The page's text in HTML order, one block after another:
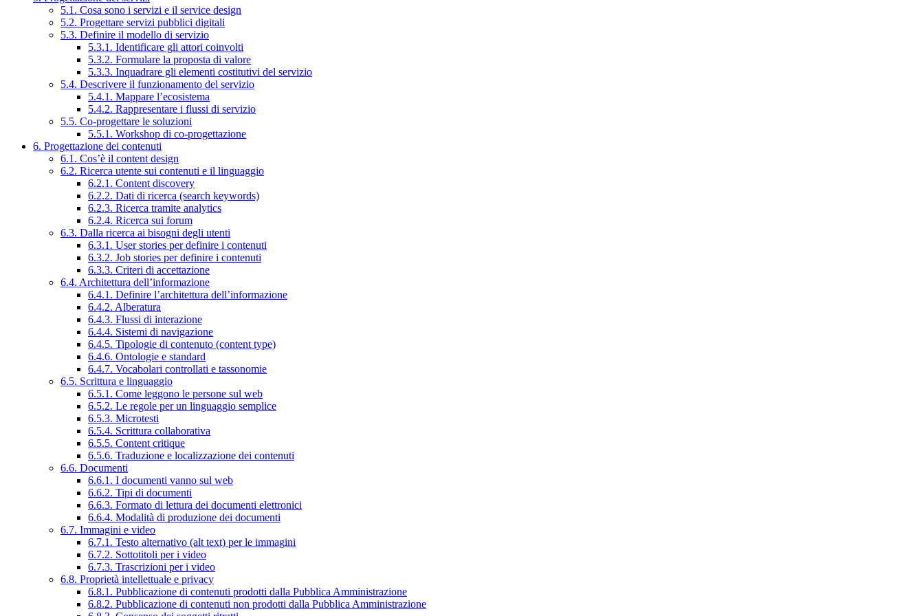
5.1. Cosa sono i servizi e il service design
5.2. Progettare servizi pubblici digitali
5.3. Definire il modello di servizio
5.3.1. Identificare gli attori coinvolti
5.3.2. Formulare la proposta di valore
5.3.3. Inquadrare gli elementi costitutivi del servizio
5.4. Descrivere il funzionamento del servizio
5.4.1. Mappare l’ecosistema
5.4.2. Rappresentare i flussi di servizio
5.5. Co-progettare le soluzioni
5.5.1. Workshop di co-progettazione
6. Progettazione dei contenuti
6.1. Cos’è il content design
6.2. Ricerca utente sui contenuti e il linguaggio
6.2.1. Content discovery
6.2.2. Dati di ricerca (search keywords)
6.2.3. Ricerca tramite analytics
6.2.4. Ricerca sui forum
6.3. Dalla ricerca ai bisogni degli utenti
6.3.1. User stories per definire i contenuti
6.3.2. Job stories per definire i contenuti
6.3.3. Criteri di accettazione
6.4. Architettura dell’informazione
6.4.1. Definire l’architettura dell’informazione
6.4.2. Alberatura
6.4.3. Flussi di interazione
6.4.4. Sistemi di navigazione
6.4.5. Tipologie di contenuto (content type)
6.4.6. Ontologie e standard
6.4.7. Vocabolari controllati e tassonomie
6.5. Scrittura e linguaggio
6.5.1. Come leggono le persone sul web
6.5.2. Le regole per un linguaggio semplice
6.5.3. Microtesti
6.5.4. Scrittura collaborativa
6.5.5. Content critique
6.5.6. Traduzione e localizzazione dei contenuti
6.6. Documenti
6.6.1. I documenti vanno sul web
6.6.2. Tipi di documenti
6.6.3. Formato di lettura dei documenti elettronici
6.6.4. Modalità di produzione dei documenti
6.7. Immagini e video
6.7.1. Testo alternativo (alt text) per le immagini
6.7.2. Sottotitoli per i video
6.7.3. Trascrizioni per i video
6.8. Proprietà intellettuale e privacy
6.8.1. Pubblicazione di contenuti prodotti dalla Pubblica Amministrazione
6.8.2. Pubblicazione di contenuti non prodotti dalla Pubblica Amministrazione